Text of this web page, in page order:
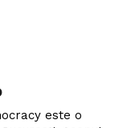
este o